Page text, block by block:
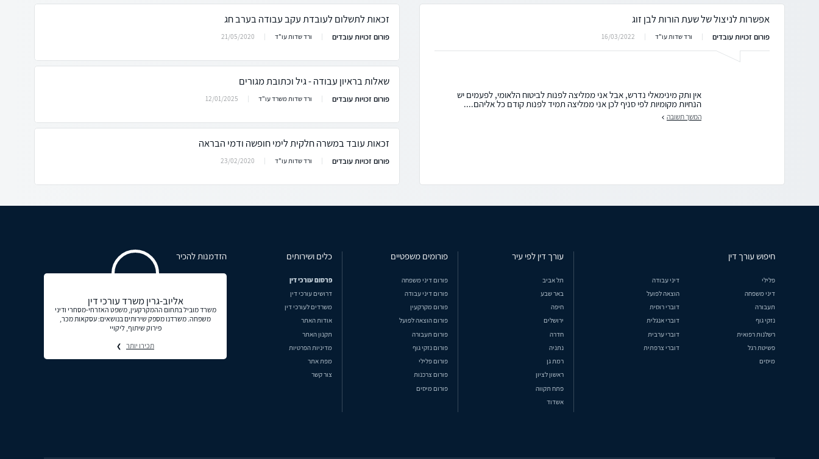
אפשרות לניצול של שעת הורות לבן זוג
פורום זכויות עובדים ורד שדות עו"ד 16/03/2022
אין ותק מינימאלי נדרש, אבל אני ממליצה לפנות לביטוח הלאומי, לפעמים יש
הנחיות מקומיות לפי סניף לכן אני ממליצה תמיד לפנות קודם כל אליהם....
המשך תשובה
זכאות לתשלום לעובדת עקב עבודה בערב חג
פורום זכויות עובדים ורד שדות עו"ד 21/05/2020
שאלות בראיון עבודה - גיל וכתובת מגורים
פורום זכויות עובדים ורד שדות משרד עו"ד 12/01/2025
זכאות עובד במשרה חלקית לימי חופשה ודמי הבראה
פורום זכויות עובדים ורד שדות עו"ד 23/02/2020
חיפוש עורך דין
פלילי
דיני עבודה
דיני משפחה
הוצאה לפועל
תעבורה
דוברי רוסית
נזקי גוף
דוברי אנגלית
רשלנות רפואית
דוברי ערבית
פשיטת רגל
דוברי צרפתית
מיסים
עורך דין לפי עיר
תל אביב
באר שבע
חיפה
ירושלים
חדרה
נתניה
רמת גן
ראשון לציון
פתח תקווה
אשדוד
פורומים משפטיים
פורום דיני משפחה
פורום דיני עבודה
פורום מקרקעין
פורום הוצאה לפועל
פורום תעבורה
פורום נזקי גוף
פורום פלילי
פורום צרכנות
פורום מיסים
כלים ושירותים
פרסום עורכי דין
דרושים עורכי דין
משרדים לעורכי דין
אודות האתר
תקנון האתר
מדיניות הפרטיות
מפת אתר
צור קשר
הזדמנות להכיר
אליוב-גרין משרד עורכי דין
משרד מוביל בתחום ההמקרקעין, משפט האזרחי-מסחרי ודיני
משפחה. משרדנו מספק שירותים בנושאים: עסקאות מכר,
פירוק שיתוף, ליקויי
תכירו יותר